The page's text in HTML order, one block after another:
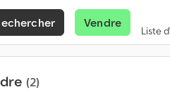
Vendre
Liste
(2)